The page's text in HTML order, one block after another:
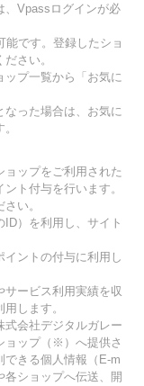
、Vpassログインが必
能です。登録したショ
さい。
ップ一覧から「お気に
なった場合は、お気に
ップをご利用された
ト付与を行います。
い。
）を利用し、サイト
ントの付与に利用し
サービス利用実績を収
します。
式会社デジタルガレー
ョップ（※）へ提供さ
できる個人情報（E-m
ショップへ伝送、開